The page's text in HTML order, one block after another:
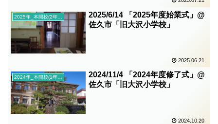
2025年_本開校(2年目)
2025/6/14 「2025年度始業式」@
佐久市「旧大沢小学校」
2025.06.21
2024年_本開校(1年目)
2024/11/4 「2024年度修了式」@
佐久市「旧大沢小学校」
2024.10.20